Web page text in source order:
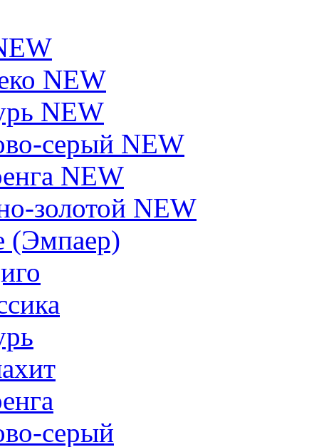
NEW
NEW
серый NEW
NEW
золотой NEW
(Эмпаер)
серый